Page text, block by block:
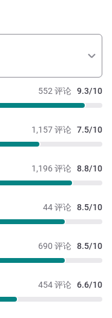
552 评论 9.3/10
1,157 评论 7.5/10
1,196 评论 8.8/10
44 评论 8.5/10
690 评论 8.5/10
454 评论 6.6/10